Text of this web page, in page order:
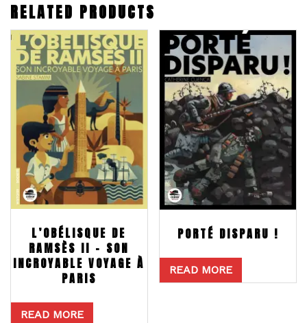
RELATED PRODUCTS
L’OBÉLISQUE DE
RAMSÈS II – SON
INCROYABLE VOYAGE À
PARIS
READ MORE
PORTÉ DISPARU !
READ MORE